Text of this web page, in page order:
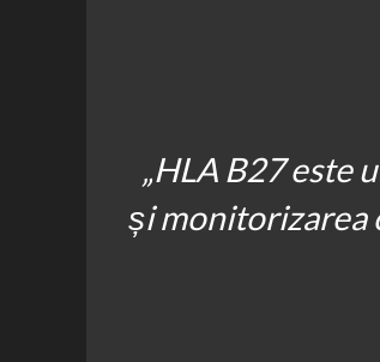
„HLA B27 este
și monitorizarea